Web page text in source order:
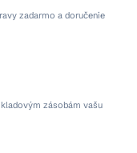
zadarmo a doručenie
zásobám vašu